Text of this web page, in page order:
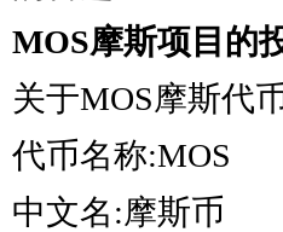
MOS摩斯项目的
关于MOS摩斯代
代币名称:MOS
中文名:摩斯币